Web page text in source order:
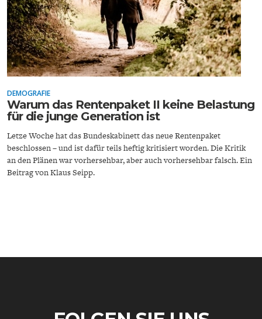
INDUSTRIEPOLITIK
ENERGIE & UMWELT
DEMOGRAFIE
Warum das Rentenpaket II keine Belastung
für die junge Generation ist
Letze Woche hat das Bundeskabinett das neue Rentenpaket
beschlossen – und ist dafür teils heftig kritisiert worden. Die Kritik
an den Plänen war vorhersehbar, aber auch vorhersehbar falsch. Ein
Beitrag von Klaus Seipp.